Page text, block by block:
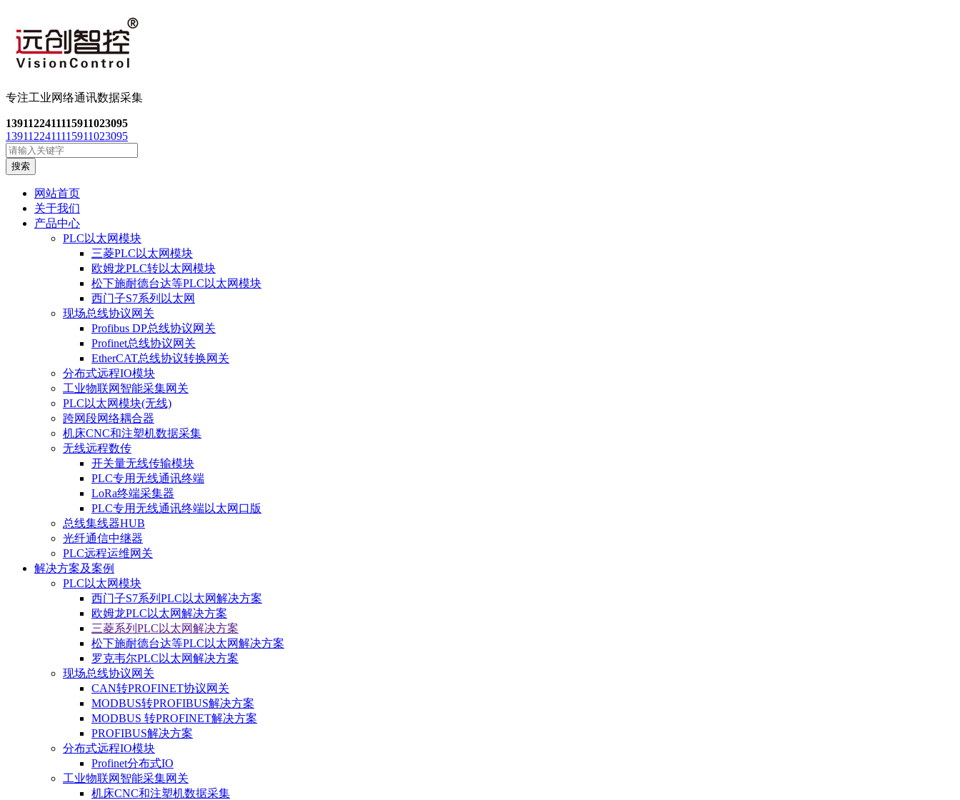
专注工业网络通讯数据采集
1391122411115911023095
1391122411115911023095
搜索
网站首页
关于我们
产品中心
PLC以太网模块
三菱PLC以太网模块
欧姆龙PLC转以太网模块
松下施耐德台达等PLC以太网模块
西门子S7系列以太网
现场总线协议网关
Profibus DP总线协议网关
Profinet总线协议网关
EtherCAT总线协议转换网关
分布式远程IO模块
工业物联网智能采集网关
PLC以太网模块(无线)
跨网段网络耦合器
机床CNC和注塑机数据采集
无线远程数传
开关量无线传输模块
PLC专用无线通讯终端
LoRa终端采集器
PLC专用无线通讯终端以太网口版
总线集线器HUB
光纤通信中继器
PLC远程运维网关
解决方案及案例
PLC以太网模块
西门子S7系列PLC以太网解决方案
欧姆龙PLC以太网解决方案
三菱系列PLC以太网解决方案
松下施耐德台达等PLC以太网解决方案
罗克韦尔PLC以太网解决方案
现场总线协议网关
CAN转PROFINET协议网关
MODBUS转PROFIBUS解决方案
MODBUS 转PROFINET解决方案
PROFIBUS解决方案
分布式远程IO模块
Profinet分布式IO
工业物联网智能采集网关
机床CNC和注塑机数据采集